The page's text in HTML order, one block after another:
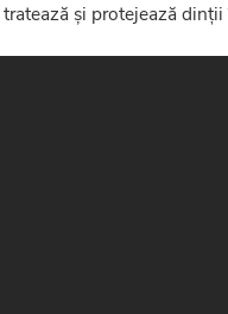
tratează și protejează